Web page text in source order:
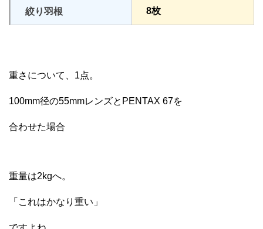
絞り羽根 8枚
重さについて、1点。
100mm径の55mmレンズとPENTAX 67を
合わせた場合
重量は2kgへ。
「これはかなり重い」